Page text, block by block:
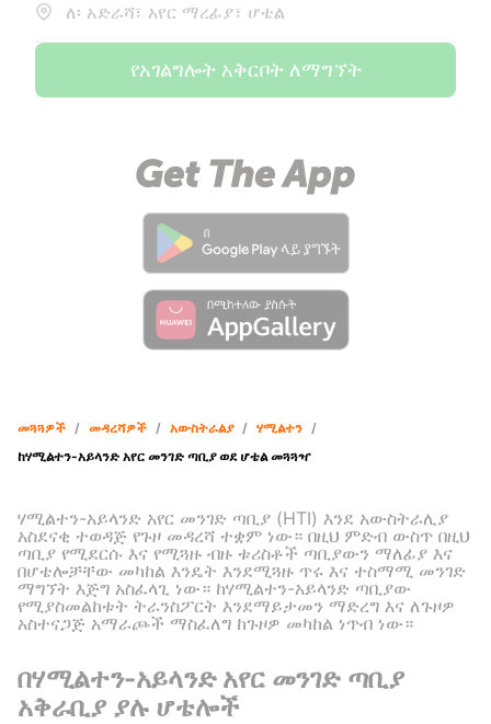
ለ፡ አድራሻ፣ አየር ማረፊያ፣ ሆቴል
የአገልግሎት አቅርቦት ለማግኘት
መጓጓዎች / መዳረሻዎች / አውስትራልያ / ሃሚልተን /
ከሃሚልተን-አይላንድ አየር መንገድ ጣቢያ ወደ ሆቴል መጓጓዣ
ሃሚልተን-አይላንድ አየር መንገድ ጣቢያ (HTI) እንደ አውስትራሊያ
አስደናቂ ተወዳጅ የጉዞ መዳረሻ ተቋም ነው። በዚህ ምድብ ውስጥ በዚህ
ጣቢያ የሚደርሱ እና የሚጓዙ ብዙ ቱሪስቶች ጣቢያውን ማለፊያ እና
በሆቴሎቻቸው መካከል እንዴት እንደሚጓዙ ጥሩ እና ተስማሚ መንገድ
ማግኘት እጅግ አስፈላጊ ነው። ከሃሚልተን-አይላንድ ጣቢያው
የሚያስመልከቱት ትራንስፖርት እንደማይታመን ማድረግ እና ለጉዞዎ
አስተናጋጅ አማራጮች ማስፈለግ ከጉዞዎ መካከል ነጥብ ነው።
በሃሚልተን-አይላንድ አየር መንገድ ጣቢያ
አቅራቢያ ያሉ ሆቴሎች